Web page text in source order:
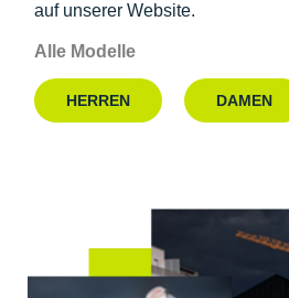
auf unserer Website.
Alle Modelle
HERREN DAMEN